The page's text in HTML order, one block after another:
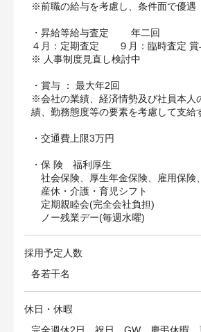
※前職の給与を考慮し、条件面で優遇
・昇給等給与査定 年二回
４月：定期査定 ９月：臨時査
※ 人事制度見直し検討中
・賞与 ： 最大年2回
※会社の業績、経済情勢及び社員本人
績、勤務態度等の要素を考慮して支給
・交通費上限3万円
・保 険 福利厚生
社会保険、厚生年金保険、雇用保険
産休・介護・育児シフト
定期親睦会(完全会社負担)
ノー残業デー(毎週水曜)
採用予定人数
各若干名
休日・休暇